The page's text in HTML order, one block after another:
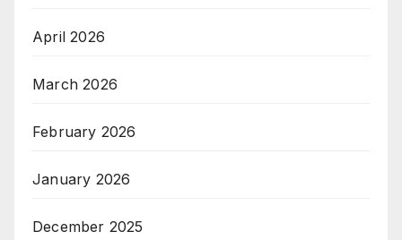
April 2026
March 2026
February 2026
January 2026
December 2025